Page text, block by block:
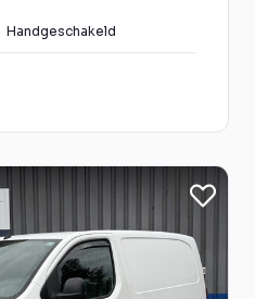
Handgeschakeld